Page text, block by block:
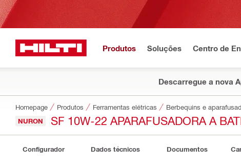
Produtos Soluções Centro de
Descarregue a nova
Homepage Produtos Ferramentas elétricas Berbequins e
NURON SF 10W-22 APARAFUSADORA A
Configurador Dados técnicos Documentos